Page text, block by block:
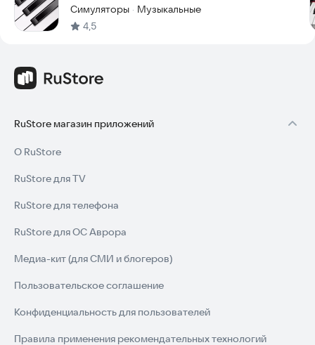
Симуляторы · Музыкальные
4,5
RuStore магазин приложений
О RuStore
RuStore для TV
RuStore для телефона
RuStore для ОС Аврора
Медиа-кит (для СМИ и блогеров)
Пользовательское соглашение
Конфиденциальность для пользователей
Правила применения рекомендательных технологий